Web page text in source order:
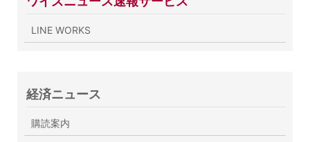
LINE WORKS
経済ニュース
購読案内